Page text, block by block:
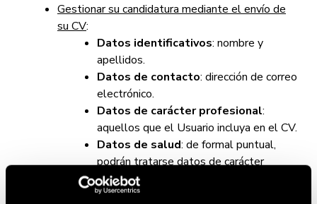
Gestionar su candidatura mediante el envío de
su CV:
Datos identificativos: nombre y
apellidos.
Datos de contacto: dirección de correo
electrónico.
Datos de carácter profesional:
aquellos que el Usuario incluya en el CV.
Datos de salud: de formal puntual,
podrán tratarse datos de carácter
personal relacionados con el grado de
discapacidad, siempre y cuando sean